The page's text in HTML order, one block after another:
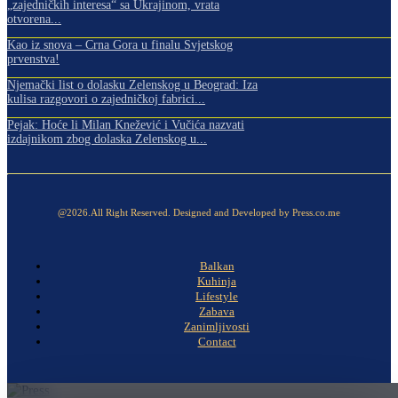
„zajedničkih interesa“ sa Ukrajinom, vrata
otvorena...
Kao iz snova – Crna Gora u finalu Svjetskog
prvenstva!
Njemački list o dolasku Zelenskog u Beograd: Iza
kulisa razgovori o zajedničkoj fabrici...
Pejak: Hoće li Milan Knežević i Vučića nazvati
izdajnikom zbog dolaska Zelenskog u...
@2026.All Right Reserved. Designed and Developed by Press.co.me
Balkan
Kuhinja
Lifestyle
Zabava
Zanimljivosti
Contact